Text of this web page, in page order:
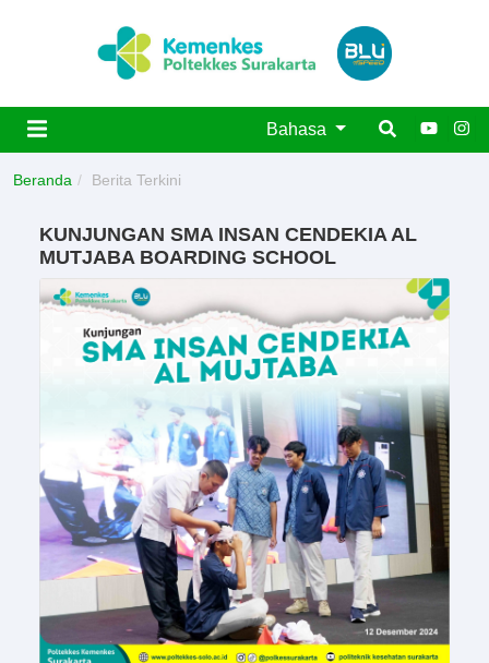
Bahasa
Beranda Berita Terkini
KUNJUNGAN SMA INSAN CENDEKIA AL
MUTJABA BOARDING SCHOOL